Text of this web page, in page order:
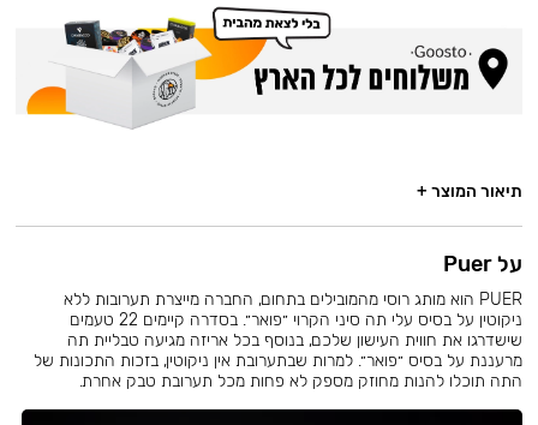
תיאור המוצר +
על Puer
PUER הוא מותג רוסי מהמובילים בתחום, החברה מייצרת תערובות ללא
ניקוטין על בסיס עלי תה סיני הקרוי ״פואר״. בסדרה קיימים 22 טעמים
שישדרגו את חווית העישון שלכם, בנוסף בכל אריזה מגיעה טבליית תה
מרעננת על בסיס ״פואר״. למרות שבתערובת אין ניקוטין, בזכות התכונות של
התה תוכלו להנות מחוזק מספק לא פחות מכל תערובת טבק אחרת.